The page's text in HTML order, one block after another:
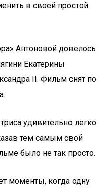
в своей простой
Антоновой довелось
Екатерины
II. Фильм снят по
удивительно легко
тем самым свой
было не так просто.
моменты, когда одну